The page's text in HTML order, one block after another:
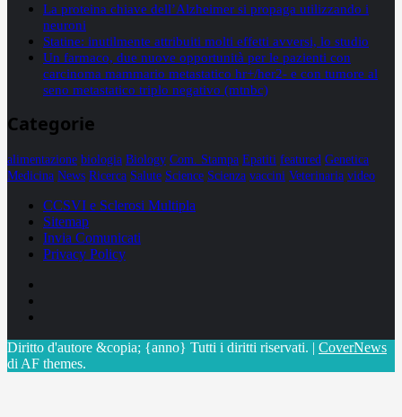
La proteina chiave dell’Alzheimer si propaga utilizzando i
neuroni
Statine: inutilmente attribuiti molti effetti avversi, lo studio
Un farmaco, due nuove opportunità per le pazienti con
carcinoma mammario metastatico hr+/her2- e con tumore al
seno metastatico triplo negativo (mtnbc)
Categorie
alimentazione biologia Biology Com. Stampa Epatiti featured Genetica
Medicina News Ricerca Salute Science Scienza vaccini Veterinaria video
CCSVI e Sclerosi Multipla
Sitemap
Invia Comunicati
Privacy Policy
Diritto d'autore &copia; {anno} Tutti i diritti riservati. | CoverNews
di AF themes.